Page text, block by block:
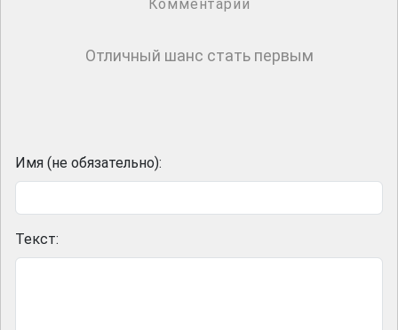
Комментарии
Отличный шанс стать первым
Имя (не обязательно):
Текст: